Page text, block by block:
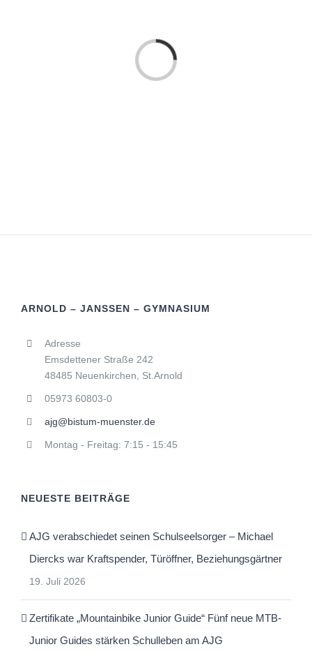
Laden...
ARNOLD – JANSSEN – GYMNASIUM
Adresse
Emsdettener Straße 242
48485 Neuenkirchen, St.Arnold
05973 60803-0
ajg@bistum-muenster.de
Montag - Freitag: 7:15 - 15:45
NEUESTE BEITRÄGE
AJG verabschiedet seinen Schulseelsorger – Michael
Diercks war Kraftspender, Türöffner, Beziehungsgärtner
19. Juli 2026
Zertifikate „Mountainbike Junior Guide“ Fünf neue MTB-
Junior Guides stärken Schulleben am AJG